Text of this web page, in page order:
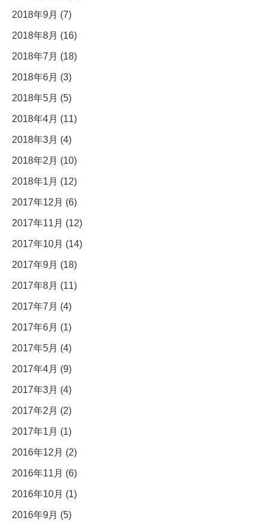
2018年9月 (7)
2018年8月 (16)
2018年7月 (18)
2018年6月 (3)
2018年5月 (5)
2018年4月 (11)
2018年3月 (4)
2018年2月 (10)
2018年1月 (12)
2017年12月 (6)
2017年11月 (12)
2017年10月 (14)
2017年9月 (18)
2017年8月 (11)
2017年7月 (4)
2017年6月 (1)
2017年5月 (4)
2017年4月 (9)
2017年3月 (4)
2017年2月 (2)
2017年1月 (1)
2016年12月 (2)
2016年11月 (6)
2016年10月 (1)
2016年9月 (5)